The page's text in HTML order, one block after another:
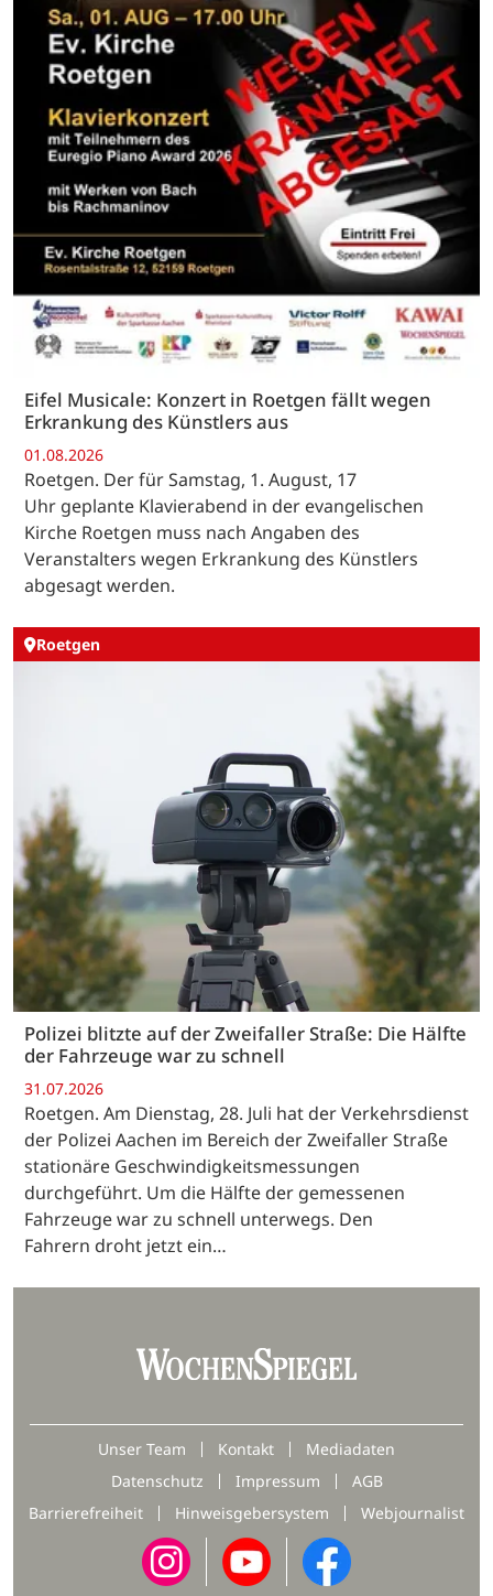
Eifel Musicale: Konzert in Roetgen fällt wegen
Erkrankung des Künstlers aus
01.08.2026
Roetgen. Der für Samstag, 1. August, 17
Uhr geplante Klavierabend in der evangelischen
Kirche Roetgen muss nach Angaben des
Veranstalters wegen Erkrankung des Künstlers
abgesagt werden.
Roetgen
Polizei blitzte auf der Zweifaller Straße: Die Hälfte
der Fahrzeuge war zu schnell
31.07.2026
Roetgen. Am Dienstag, 28. Juli hat der Verkehrsdienst
der Polizei Aachen im Bereich der Zweifaller Straße
stationäre Geschwindigkeitsmessungen
durchgeführt. Um die Hälfte der gemessenen
Fahrzeuge war zu schnell unterwegs. Den
Fahrern droht jetzt ein…
Unser Team Kontakt
Mediadaten
Datenschutz
Impressum
AGB
Barrierefreiheit
Hinweisgebersystem Webjournalist